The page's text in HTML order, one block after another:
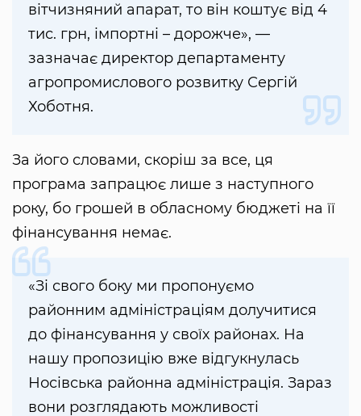
вітчизняний апарат, то він коштує від 4
тис. грн, імпортні – дорожче», —
зазначає директор департаменту
агропромислового розвитку Сергій
Хоботня.
За його словами, скоріш за все, ця
програма запрацює лише з наступного
року, бо грошей в обласному бюджеті на її
фінансування немає.
«Зі свого боку ми пропонуємо
районним адміністраціям долучитися
до фінансування у своїх районах. На
нашу пропозицію вже відгукнулась
Носівська районна адміністрація. Зараз
вони розглядають можливості